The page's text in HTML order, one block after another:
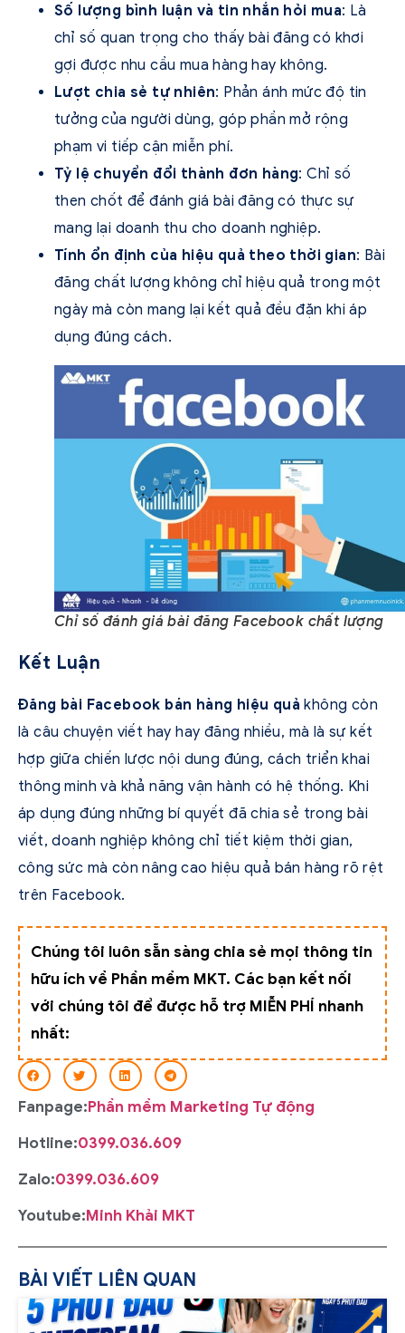
Số lượng bình luận và tin nhắn hỏi mua: Là
chỉ số quan trọng cho thấy bài đăng có khơi
gợi được nhu cầu mua hàng hay không.
Lượt chia sẻ tự nhiên: Phản ánh mức độ tin
tưởng của người dùng, góp phần mở rộng
phạm vi tiếp cận miễn phí.
Tỷ lệ chuyển đổi thành đơn hàng: Chỉ số
then chốt để đánh giá bài đăng có thực sự
mang lại doanh thu cho doanh nghiệp.
Tính ổn định của hiệu quả theo thời gian: Bài
đăng chất lượng không chỉ hiệu quả trong một
ngày mà còn mang lại kết quả đều đặn khi áp
dụng đúng cách.
Chỉ số đánh giá bài đăng Facebook chất lượng
Kết Luận
Đăng bài Facebook bán hàng hiệu quả không còn
là câu chuyện viết hay hay đăng nhiều, mà là sự kết
hợp giữa chiến lược nội dung đúng, cách triển khai
thông minh và khả năng vận hành có hệ thống. Khi
áp dụng đúng những bí quyết đã chia sẻ trong bài
viết, doanh nghiệp không chỉ tiết kiệm thời gian,
công sức mà còn nâng cao hiệu quả bán hàng rõ rệt
trên Facebook.
Chúng tôi luôn sẵn sàng chia sẻ mọi thông tin
hữu ích về Phần mềm MKT. Các bạn kết nối
với chúng tôi để được hỗ trợ MIỄN PHÍ nhanh
nhất:
Fanpage:Phần mềm Marketing Tự động
Hotline:0399.036.609
Zalo:0399.036.609
Youtube:Minh Khải MKT
BÀI VIẾT LIÊN QUAN